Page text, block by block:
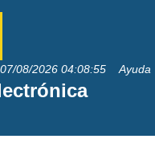
07/08/2026 04:08:55 Ayuda